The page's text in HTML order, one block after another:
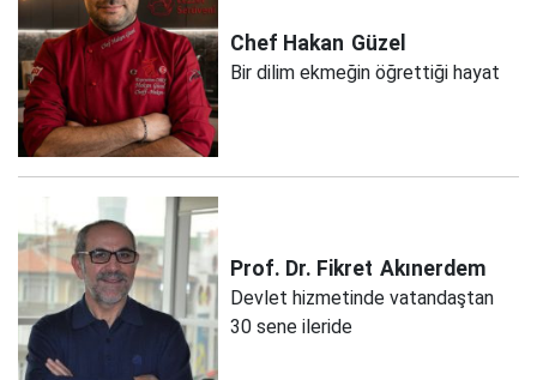
Chef Hakan Güzel
Bir dilim ekmeğin öğrettiği hayat
Prof. Dr. Fikret Akınerdem
Devlet hizmetinde vatandaştan
30 sene ileride